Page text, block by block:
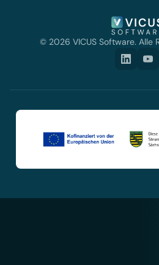
© 2026 VICUS Software. Alle